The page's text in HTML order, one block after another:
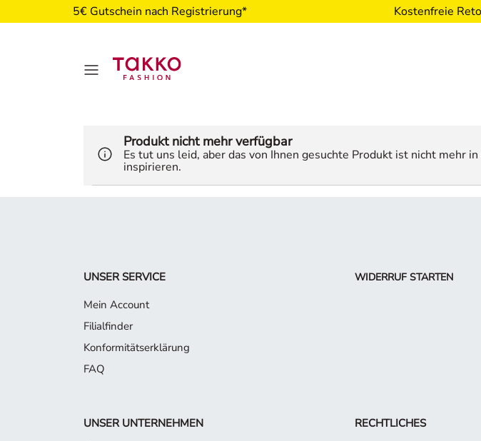
5€ Gutschein nach Registrierung* Kostenfreie
Produkt nicht mehr verfügbar
Es tut uns leid, aber das von Ihnen gesuchte Produkt ist nicht mehr
inspirieren.
UNSER SERVICE
Mein Account
Filialfinder
Konformitätserklärung
FAQ
WIDERRUF STARTEN
UNSER UNTERNEHMEN
RECHTLICHES